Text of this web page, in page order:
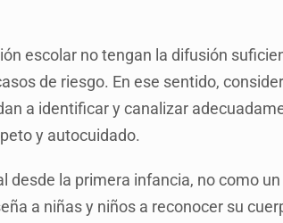
escolar no tengan la difusión
de riesgo. En ese sentido,
a identificar y canalizar
y autocuidado.
desde la primera infancia, no como
a niñas y niños a reconocer su